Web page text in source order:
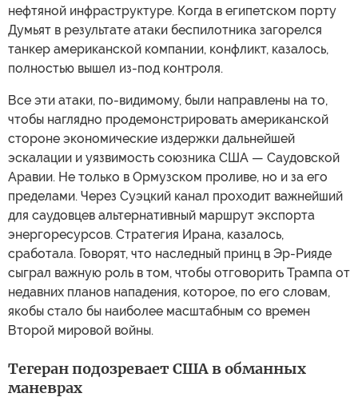
нефтяной инфраструктуре. Когда в египетском порту
Думьят в результате атаки беспилотника загорелся
танкер американской компании, конфликт, казалось,
полностью вышел из-под контроля.
Все эти атаки, по-видимому, были направлены на то,
чтобы наглядно продемонстрировать американской
стороне экономические издержки дальнейшей
эскалации и уязвимость союзника США — Саудовской
Аравии. Не только в Ормузском проливе, но и за его
пределами. Через Суэцкий канал проходит важнейший
для саудовцев альтернативный маршрут экспорта
энергоресурсов. Стратегия Ирана, казалось,
сработала. Говорят, что наследный принц в Эр-Рияде
сыграл важную роль в том, чтобы отговорить Трампа от
недавних планов нападения, которое, по его словам,
якобы стало бы наиболее масштабным со времен
Второй мировой войны.
Тегеран подозревает США в обманных
маневрах